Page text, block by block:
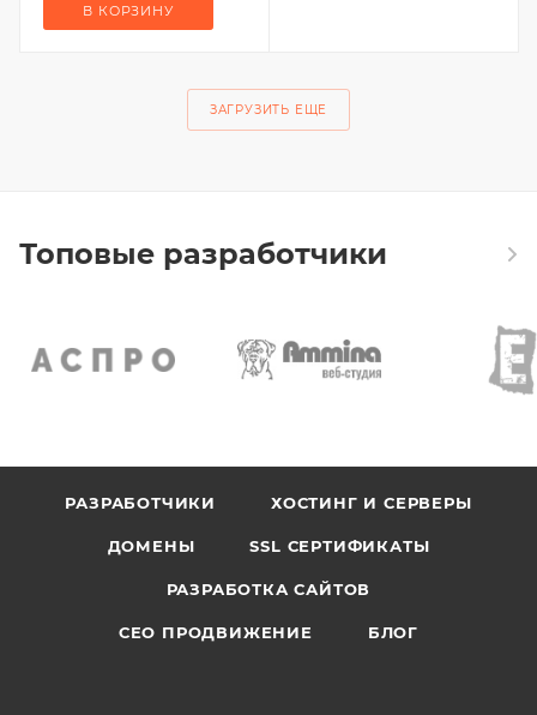
В КОРЗИНУ
ЗАГРУЗИТЬ ЕЩЕ
Топовые разработчики
РАЗРАБОТЧИКИ ХОСТИНГ И СЕРВЕРЫ
ДОМЕНЫ SSL СЕРТИФИКАТЫ
РАЗРАБОТКА САЙТОВ
СЕО ПРОДВИЖЕНИЕ БЛОГ